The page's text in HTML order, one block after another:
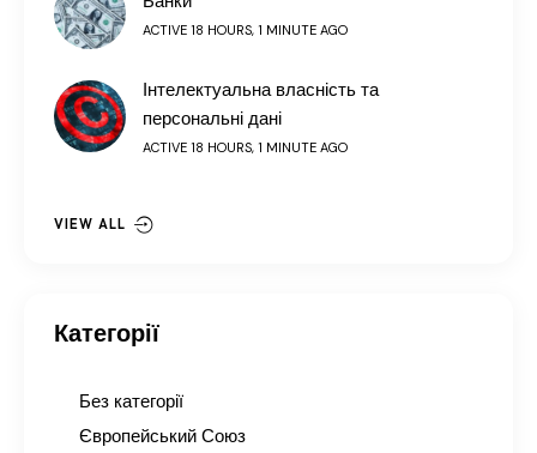
ACTIVE 18 HOURS, 1 MINUTE AGO
Інтелектуальна власність та
персональні дані
ACTIVE 18 HOURS, 1 MINUTE AGO
VIEW ALL
Категорії
Без категорії
Європейський Союз